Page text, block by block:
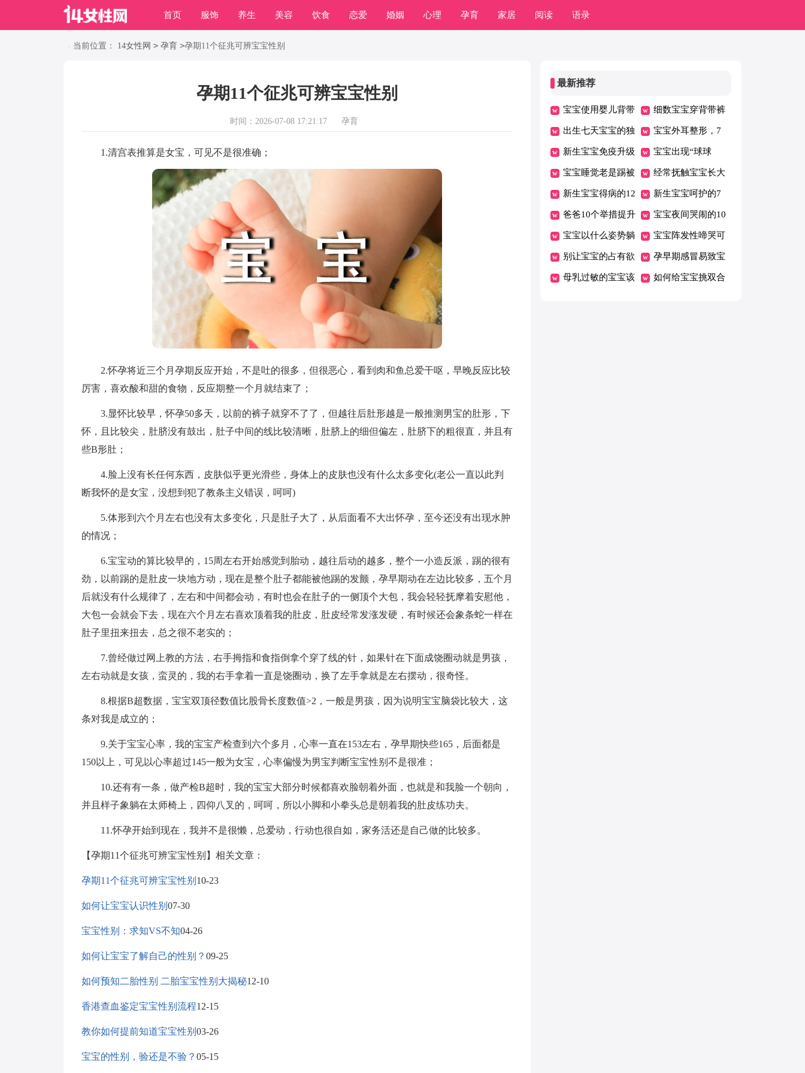
首页 服饰 养生 美容 饮食 恋爱 婚姻 心理 孕育 家居 阅读 语录
职场 动物 养殖 常识
当前位置： 14女性网 > 孕育 >孕期11个征兆可辨宝宝性别
孕期11个征兆可辨宝宝性别
时间：2026-07-08 17:21:17 孕育
1.清宫表推算是女宝，可见不是很准确；
2.怀孕将近三个月孕期反应开始，不是吐的很多，但很恶心，看到肉和鱼总爱干呕，早晚反应比较
厉害，喜欢酸和甜的食物，反应期整一个月就结束了；
3.显怀比较早，怀孕50多天，以前的裤子就穿不了了，但越往后肚形越是一般推测男宝的肚形，下
怀，且比较尖，肚脐没有鼓出，肚子中间的线比较清晰，肚脐上的细但偏左，肚脐下的粗很直，并且有
些B形肚；
4.脸上没有长任何东西，皮肤似乎更光滑些，身体上的皮肤也没有什么太多变化(老公一直以此判
断我怀的是女宝，没想到犯了教条主义错误，呵呵)
5.体形到六个月左右也没有太多变化，只是肚子大了，从后面看不大出怀孕，至今还没有出现水肿
的情况；
6.宝宝动的算比较早的，15周左右开始感觉到胎动，越往后动的越多，整个一小造反派，踢的很有
劲，以前踢的是肚皮一块地方动，现在是整个肚子都能被他踢的发颤，孕早期动在左边比较多，五个月
后就没有什么规律了，左右和中间都会动，有时也会在肚子的一侧顶个大包，我会轻轻抚摩着安慰他，
大包一会就会下去，现在六个月左右喜欢顶着我的肚皮，肚皮经常发涨发硬，有时候还会象条蛇一样在
肚子里扭来扭去，总之很不老实的；
7.曾经做过网上教的方法，右手拇指和食指倒拿个穿了线的针，如果针在下面成饶圈动就是男孩，
左右动就是女孩，蛮灵的，我的右手拿着一直是饶圈动，换了左手拿就是左右摆动，很奇怪。
8.根据B超数据，宝宝双顶径数值比股骨长度数值>2，一般是男孩，因为说明宝宝脑袋比较大，这
条对我是成立的；
9.关于宝宝心率，我的宝宝产检查到六个多月，心率一直在153左右，孕早期快些165，后面都是
150以上，可见以心率超过145一般为女宝，心率偏慢为男宝判断宝宝性别不是很准；
10.还有有一条，做产检B超时，我的宝宝大部分时候都喜欢脸朝着外面，也就是和我脸一个朝向，
并且样子象躺在太师椅上，四仰八叉的，呵呵，所以小脚和小拳头总是朝着我的肚皮练功夫。
11.怀孕开始到现在，我并不是很懒，总爱动，行动也很自如，家务活还是自己做的比较多。
【孕期11个征兆可辨宝宝性别】相关文章：
孕期11个征兆可辨宝宝性别 10-23
如何让宝宝认识性别 07-30
宝宝性别：求知VS不知04-26
如何让宝宝了解自己的性别？ 09-25
如何预知二胎性别 二胎宝宝性别大揭秘12-10
香港查血鉴定宝宝性别流程12-15
教你如何提前知道宝宝性别 03-26
宝宝的性别，验还是不验？ 05-15
最新推荐
宝宝使用婴儿背带
会影响腿型？
细数宝宝穿背带裤
的七大好处
出生七天宝宝的独
特个性
宝宝外耳整形，7
岁左右为宜
新生宝宝免疫升级
方案
宝宝出现“球球
便”是便秘吗？
宝宝睡觉老是踢被
子的原因
经常抚触宝宝长大
更自信
新生宝宝得病的12
个征兆
新生宝宝呵护的7
大要素
爸爸10个举措提升
宝宝智力
宝宝夜间哭闹的10
个理由
宝宝以什么姿势躺
着最好
宝宝阵发性啼哭可
能是肠痉挛
别让宝宝的占有欲
变为破坏欲
孕早期感冒易致宝
宝唇腭裂
母乳过敏的宝宝该 如何给宝宝挑双合